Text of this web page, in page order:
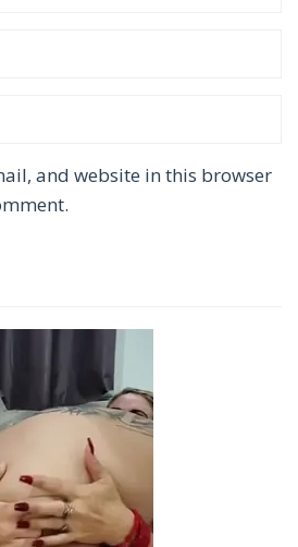
and website in this browser